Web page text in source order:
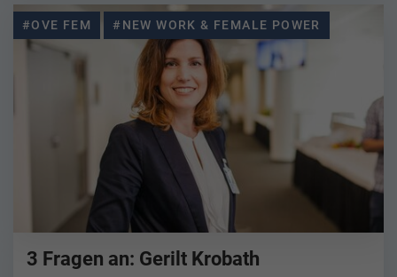
#OVE FEM #NEW WORK & FEMALE POWER
3 Fragen an: Gerilt Krobath